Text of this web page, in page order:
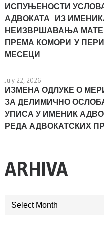
ИСПУЊЕНОСТИ
АДВОКАТА ИЗ
НЕИЗВРШАВАЊА
ПРЕМА КОМОРИ У
МЕСЕЦИ
July 22, 2026
ИЗМЕНА ОДЛУКЕ О
ЗА ДЕЛИМИЧНО
УПИСА У ИМЕНИК
РЕДА АДВОКАТСКИХ
ARHIVA
ARHIVA